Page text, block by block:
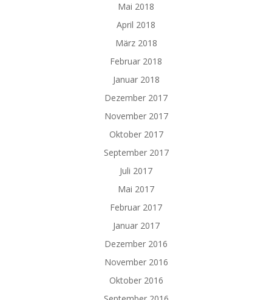
Mai 2018
April 2018
März 2018
Februar 2018
Januar 2018
Dezember 2017
November 2017
Oktober 2017
September 2017
Juli 2017
Mai 2017
Februar 2017
Januar 2017
Dezember 2016
November 2016
Oktober 2016